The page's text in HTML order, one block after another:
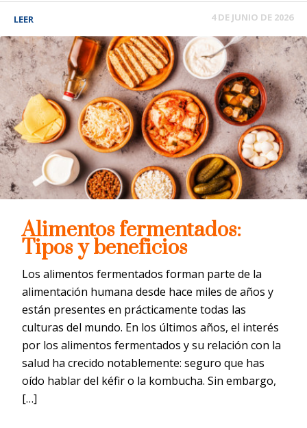
LEER 4 DE JUNIO DE 2026
Alimentos fermentados:
Tipos y beneficios
Los alimentos fermentados forman parte de la
alimentación humana desde hace miles de años y
están presentes en prácticamente todas las
culturas del mundo. En los últimos años, el interés
por los alimentos fermentados y su relación con la
salud ha crecido notablemente: seguro que has
oído hablar del kéfir o la kombucha. Sin embargo,
[…]